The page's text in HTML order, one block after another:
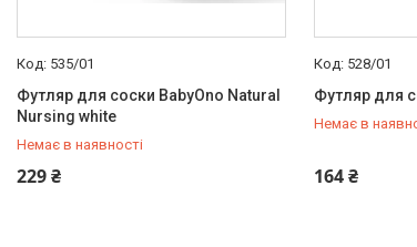
535/01
Футляр для соски BabyOno Natural
Nursing white
Немає в наявності
229 ₴
+380 (97) 778-20-70
528/01
Футляр для
Немає в
164 ₴
+380 (97)